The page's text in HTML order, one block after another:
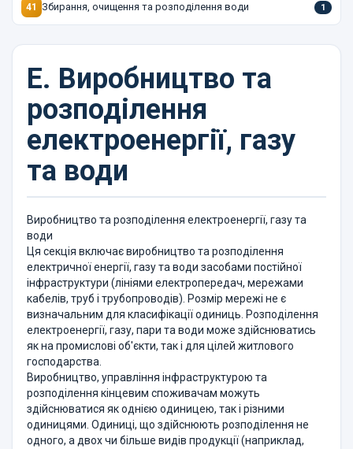
41 Збирання, очищення та розподілення води 1
E. Виробництво та
розподілення
електроенергії, газу
та води
Виробництво та розподілення електроенергії, газу та
води
Ця секція включає виробництво та розподілення
електричної енергії, газу та води засобами постійної
інфраструктури (лініями електропередач, мережами
кабелів, труб і трубопроводів). Розмір мережі не є
визначальним для класифікації одиниць. Розподілення
електроенергії, газу, пари та води може здійснюватись
як на промислові об'єкти, так і для цілей житлового
господарства.
Виробництво, управління інфраструктурою та
розподілення кінцевим споживачам можуть
здійснюватися як однією одиницею, так і різними
одиницями. Одиниці, що здійснюють розподілення не
одного, а двох чи більше видів продукції (наприклад,